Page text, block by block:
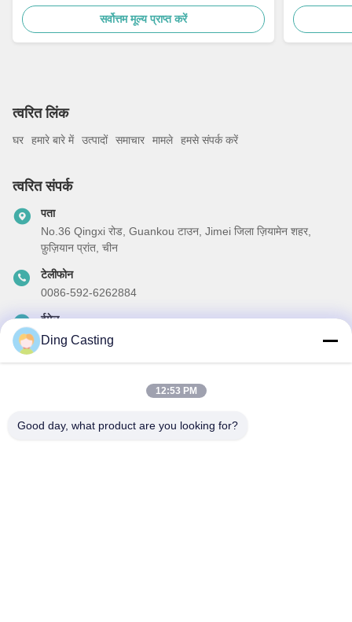
सर्वोत्तम मूल्य प्राप्त करें
त्वरित लिंक
घर हमारे बारे में उत्पादों समाचार मामले हमसे संपर्क करें
त्वरित संपर्क
पता
No.36 Qingxi रोड, Guankou टाउन, Jimei जिला ज़ियामेन शहर,
फ़ुज़ियान प्रांत, चीन
टेलीफोन
0086-592-6262884
ईमेल
dzivy@idzxm.cn
छूट और अधिक के लिए हमारे न्यूज़लेटर की सदस्यता लें।
Ding Casting
12:53 PM
Good day, what product are you looking for?